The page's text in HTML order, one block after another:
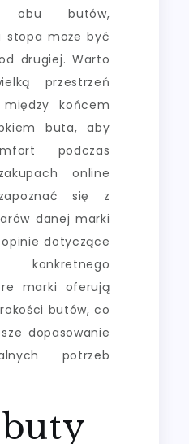
obu butów,
stopa może być
drugiej. Warto
przestrzeń
końcem
buta, aby
podczas
online
się z
danej marki
dotyczące
konkretnego
marki oferują
butów, co
dopasowanie
potrzeb